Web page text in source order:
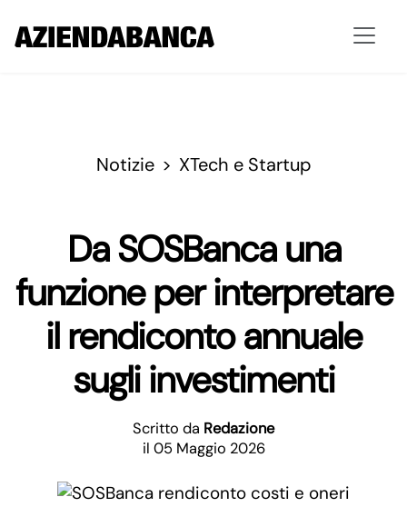
Notizie XTech e Startup
Da SOSBanca una
funzione per interpretare
il rendiconto annuale
sugli investimenti
Scritto da Redazione
il 05 Maggio 2026